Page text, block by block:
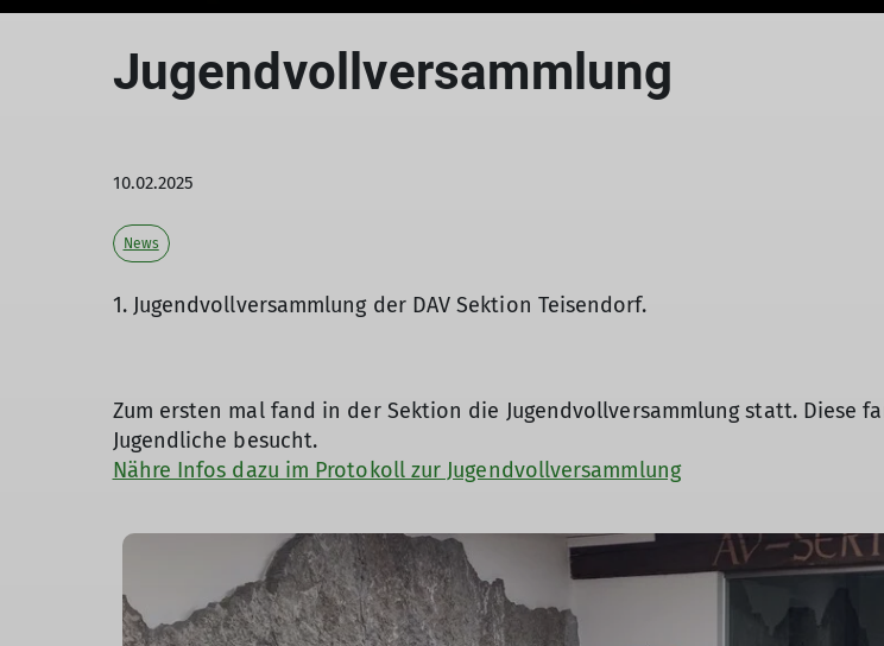
Jugendvollversammlung
10.02.2025
News
1. Jugendvollversammlung der DAV Sektion Teisendorf.
Zum ersten mal fand in der Sektion die Jugendvollversammlung statt. Diese
Jugendliche besucht.
Nähre Infos dazu im Protokoll zur Jugendvollversammlung